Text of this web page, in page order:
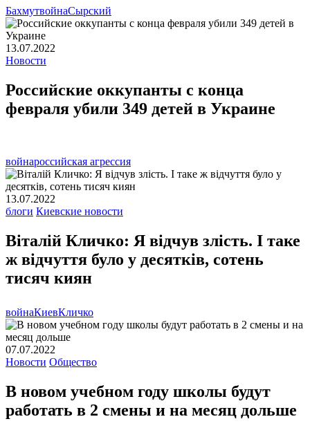
БахмутвойнаСырский
13.07.2022
Новости
Российские оккупанты с конца
февраля убили 349 детей в Украине
войнароссийская агрессия
13.07.2022
блоги Киевские новости
Віталій Кличко: Я відчув злість. І таке
ж відчуття було у десятків, сотень
тисяч киян
войнаКиевКличко
07.07.2022
Новости Общество
В новом учебном году школы будут
работать в 2 смены и на месяц дольше